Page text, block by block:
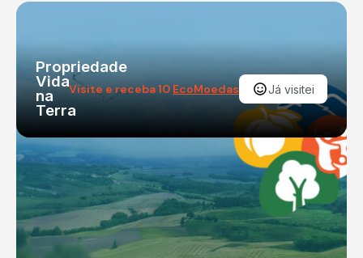
Propriedade
Vida
na
Terra
Visite e receba 10 EcoMoedas Já visitei